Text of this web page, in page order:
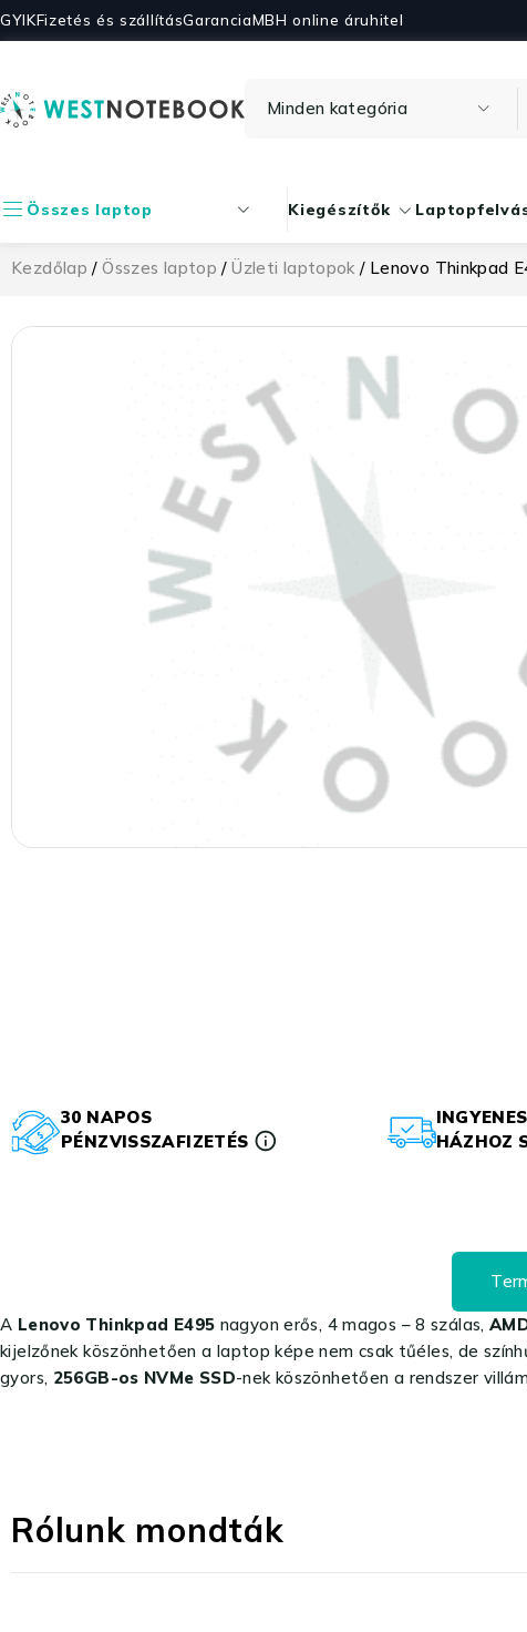
GYIKFizetés és szállításGaranciaMBH online áruhitel
Összes laptop Kiegészítők
Kezdőlap /Összes laptop /Üzleti laptopok / Lenovo Thinkpad
30 NAPOS
PÉNZVISSZAFIZETÉS
HÁZHOZ
A Lenovo Thinkpad E495 nagyon erős, 4 magos – 8 szálas,
kijelzőnek köszönhetően a laptop képe nem csak tűéles, de
gyors, 256GB-os NVMe SSD-nek köszönhetően a rendszer
Rólunk mondták